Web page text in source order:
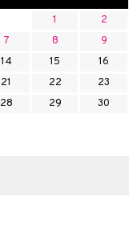
1
2
7 8
9
14 15
16
21 22
23
28 29
30